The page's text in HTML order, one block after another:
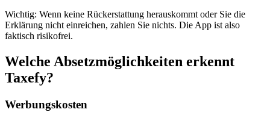
Wichtig: Wenn keine Rückerstattung herauskommt oder Sie die
Erklärung nicht einreichen, zahlen Sie nichts. Die App ist also
faktisch risikofrei.
Welche Absetzmöglichkeiten erkennt
Taxefy?
Werbungskosten